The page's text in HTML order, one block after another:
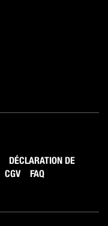
DÉCLARATION DE
CGV FAQ